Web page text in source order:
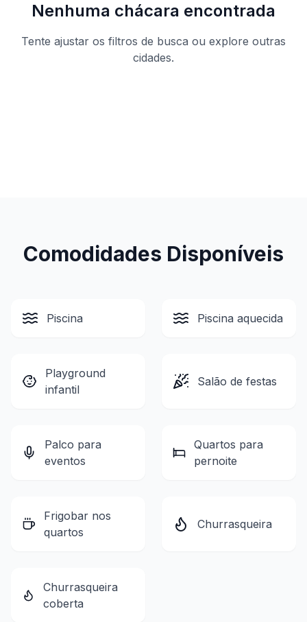
Nenhuma chácara encontrada
Tente ajustar os filtros de busca ou explore outras
cidades.
Comodidades Disponíveis
Piscina Piscina aquecida
Playground
infantil
Salão de festas
Palco para
eventos
Quartos para
pernoite
Frigobar nos
quartos
Churrasqueira
Churrasqueira
coberta